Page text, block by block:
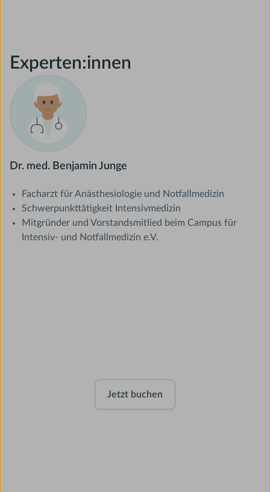
Experten:innen
Dr. med. Benjamin Junge
Facharzt für Anästhesiologie und Notfallmedizin
Schwerpunkttätigkeit Intensivmedizin
Mitgründer und Vorstandsmitlied beim Campus für
Intensiv- und Notfallmedizin e.V.
Jetzt buchen